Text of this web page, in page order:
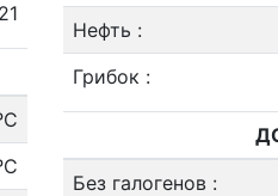
21
Нефть :
Грибок :
Без галогенов: